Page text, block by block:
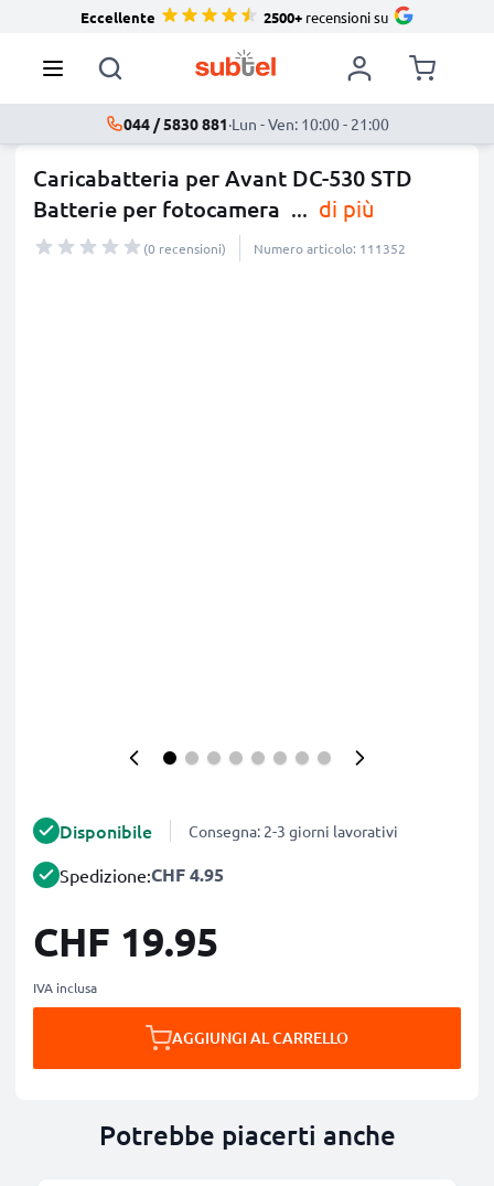
Eccellente 2500+recensioni su
044 / 5830 881·Lun - Ven: 10:00 - 21:00
Caricabatteria per Avant DC-530 STD
Batterie per fotocamera ... di più
(0 recensioni) Numero articolo: 111352
Disponibile Consegna: 2-3 giorni lavorativi
Spedizione:CHF 4.95
CHF 19.95
IVA inclusa
AGGIUNGI AL CARRELLO
Potrebbe piacerti anche